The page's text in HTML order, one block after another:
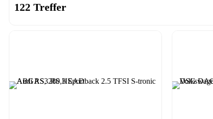
122 Treffer